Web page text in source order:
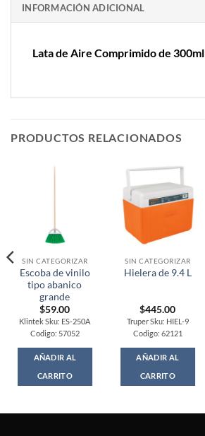
INFORMACIÓN ADICIONAL
Lata de Aire Comprimido de 300ml
PRODUCTOS RELACIONADOS
SIN CATEGORIZAR
Escoba de vinilo
tipo abanico
grande
$59.00
Klintek Sku: ES-250A
Codigo: 57052
AÑADIR AL
CARRITO
SIN CATEGORIZAR
Hielera de 9.4 L
$445.00
Truper Sku: HIEL-9
Codigo: 62121
AÑADIR AL
CARRITO